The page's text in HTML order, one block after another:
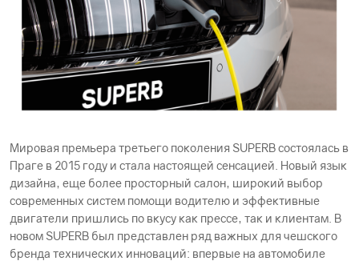
Мировая премьера третьего поколения SUPERB состоялась в
Праге в 2015 году и стала настоящей сенсацией. Новый язык
дизайна, еще более просторный салон, широкий выбор
современных систем помощи водителю и эффективные
двигатели пришлись по вкусу как прессе, так и клиентам. В
новом SUPERB был представлен ряд важных для чешского
бренда технических инноваций: впервые на автомобиле